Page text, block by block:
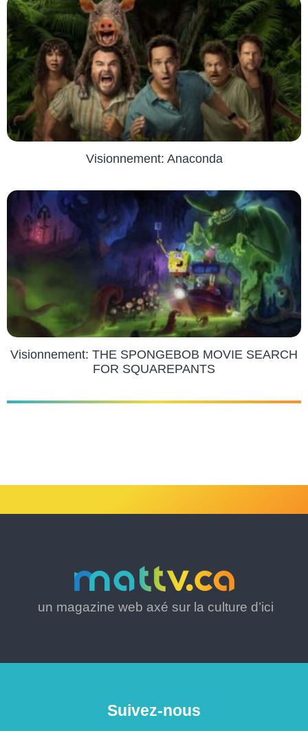
Visionnement: Anaconda
Visionnement: THE SPONGEBOB MOVIE SEARCH
FOR SQUAREPANTS
un magazine web axé sur la culture d’ici
Suivez-nous